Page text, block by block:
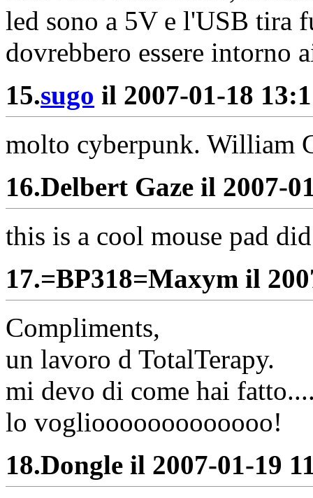
led sono a 5V e l'USB tira
dovrebbero essere intorno
15.sugo il 2007-01-18
molto cyberpunk. William
16.Delbert Gaze il 2007-
this is a cool mouse pad
17.=BP318=Maxym il
Compliments,
un lavoro d TotalTerapy.
mi devo di come hai
lo vogliooooooooooooo!
18.Dongle il 2007-01-19